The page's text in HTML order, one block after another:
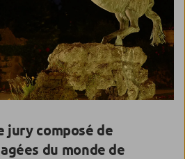
jury composé de
du monde de